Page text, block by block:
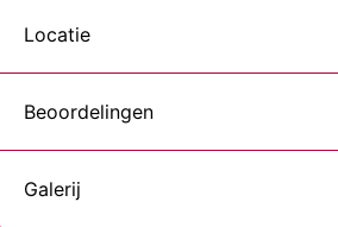
Locatie
Beoordelingen
Galerij